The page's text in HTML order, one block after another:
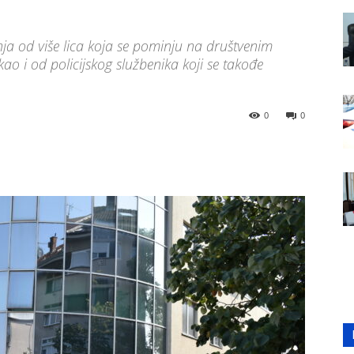
od više lica koja se pominju na društvenim
i od policijskog službenika koji se takođe
0
0